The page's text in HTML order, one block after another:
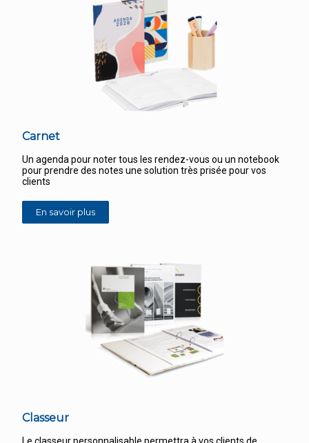
Carnet
Un agenda pour noter tous les rendez-vous ou un notebook
pour prendre des notes une solution très prisée pour vos
clients
En savoir plus
Classeur